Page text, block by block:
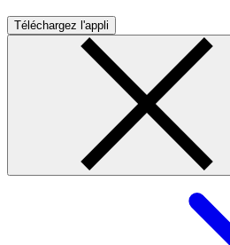
Téléchargez l'appli